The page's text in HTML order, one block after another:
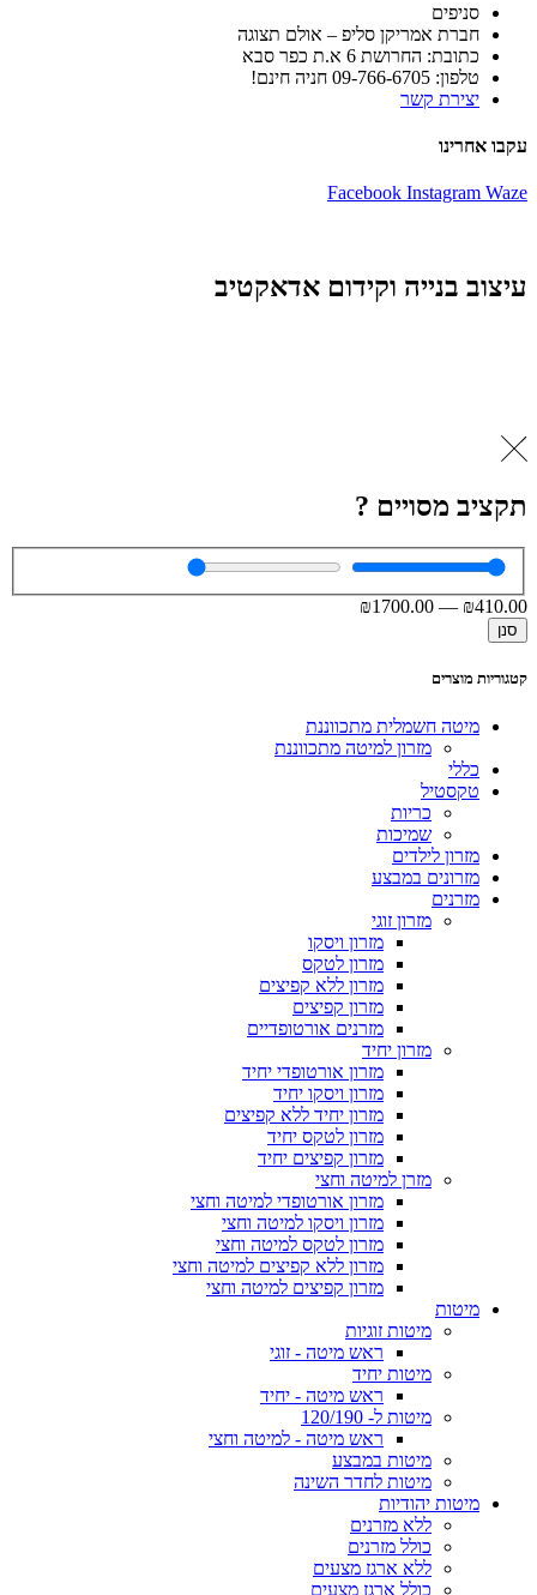
סניפים
חברת אמריקן סליפ – אולם תצוגה
כתובת: החרושת 6 א.ת כפר סבא
טלפון: 09-766-6705 חניה חינם!
יצירת קשר
עקבו אחרינו
Facebook Instagram Waze
עיצוב בנייה וקידום אדאקטיב
תקציב מסויים ?
₪410.00
—
₪1700.00
סנן
קטגוריות מוצרים
מיטה חשמלית מתכווננת
מזרון למיטה מתכווננת
כללי
טקסטיל
כריות
שמיכות
מזרון לילדים
מזרונים במבצע
מזרנים
מזרון זוגי
מזרון ויסקו
מזרון לטקס
מזרון ללא קפיצים
מזרון קפיצים
מזרנים אורטופדיים
מזרון יחיד
מזרון אורטופדי יחיד
מזרון ויסקו יחיד
מזרון יחיד ללא קפיצים
מזרון לטקס יחיד
מזרון קפיצים יחיד
מזרן למיטה וחצי
מזרון אורטופדי למיטה וחצי
מזרון ויסקו למיטה וחצי
מזרון לטקס למיטה וחצי
מזרון ללא קפיצים למיטה וחצי
מזרון קפיצים למיטה וחצי
מיטות
מיטות זוגיות
ראש מיטה - זוגי
מיטות יחיד
ראש מיטה - יחיד
מיטות ל- 120/190
ראש מיטה - למיטה וחצי
מיטות במבצע
מיטות לחדר השינה
מיטות יהודיות
ללא מזרנים
כולל מזרנים
ללא ארגז מצעים
כולל ארגז מצעים